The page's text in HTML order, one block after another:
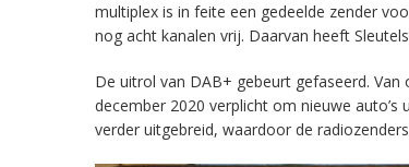
multiplex is in feite een gedeelde zender
nog acht kanalen vrij. Daarvan heeft
De uitrol van DAB+ gebeurt gefaseerd.
december 2020 verplicht om nieuwe
verder uitgebreid, waardoor de